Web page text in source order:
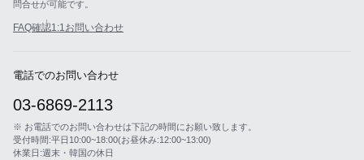
問合せが可能です。
FAQ確認1:1お問い合わせ
電話でのお問い合わせ
03-6869-2113
※ お電話でのお問い合わせは下記の時間にお願い致します。
受付時間:平日10:00~18:00(お昼休み:12:00~13:00)
休業日:週末・韓国の休日